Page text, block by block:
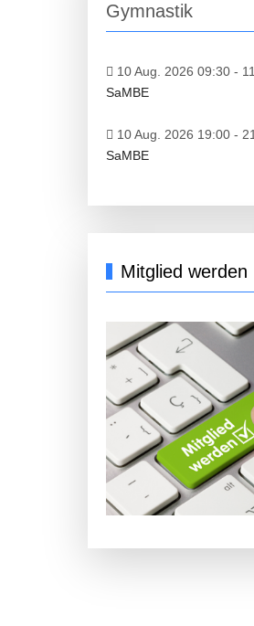
Gymnastik
10 Aug. 2026 09:30 -
SaMBE
10 Aug. 2026 19:00 -
SaMBE
Mitglied werden